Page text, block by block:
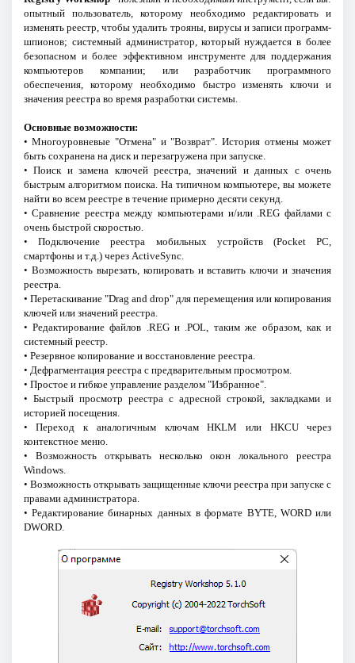
опытный пользователь, которому необходимо редактировать и
изменять реестр, чтобы удалить трояны, вирусы и записи программ-
шпионов; системный администратор, который нуждается в более
безопасном и более эффективном инструменте для поддержания
компьютеров компании; или разработчик программного
обеспечения, которому необходимо быстро изменять ключи и
значения реестра во время разработки системы.
Основные возможности:
• Многоуровневые "Отмена" и "Возврат". История отмены может
быть сохранена на диск и перезагружена при запуске.
• Поиск и замена ключей реестра, значений и данных с очень
быстрым алгоритмом поиска. На типичном компьютере, вы можете
найти во всем реестре в течение примерно десяти секунд.
• Сравнение реестра между компьютерами и/или .REG файлами с
очень быстрой скоростью.
• Подключение реестра мобильных устройств (Pocket PC,
смартфоны и т.д.) через ActiveSync.
• Возможность вырезать, копировать и вставить ключи и значения
реестра.
• Перетаскивание "Drag and drop" для перемещения или копирования
ключей или значений реестра.
• Редактирование файлов .REG и .POL, таким же образом, как и
системный реестр.
• Резервное копирование и восстановление реестра.
• Дефрагментация реестра с предварительным просмотром.
• Простое и гибкое управление разделом "Избранное".
• Быстрый просмотр реестра с адресной строкой, закладками и
историей посещения.
• Переход к аналогичным ключам HKLM или HKCU через
контекстное меню.
• Возможность открывать несколько окон локального реестра
Windows.
• Возможность открывать защищенные ключи реестра при запуске с
правами администратора.
• Редактирование бинарных данных в формате BYTE, WORD или
DWORD.